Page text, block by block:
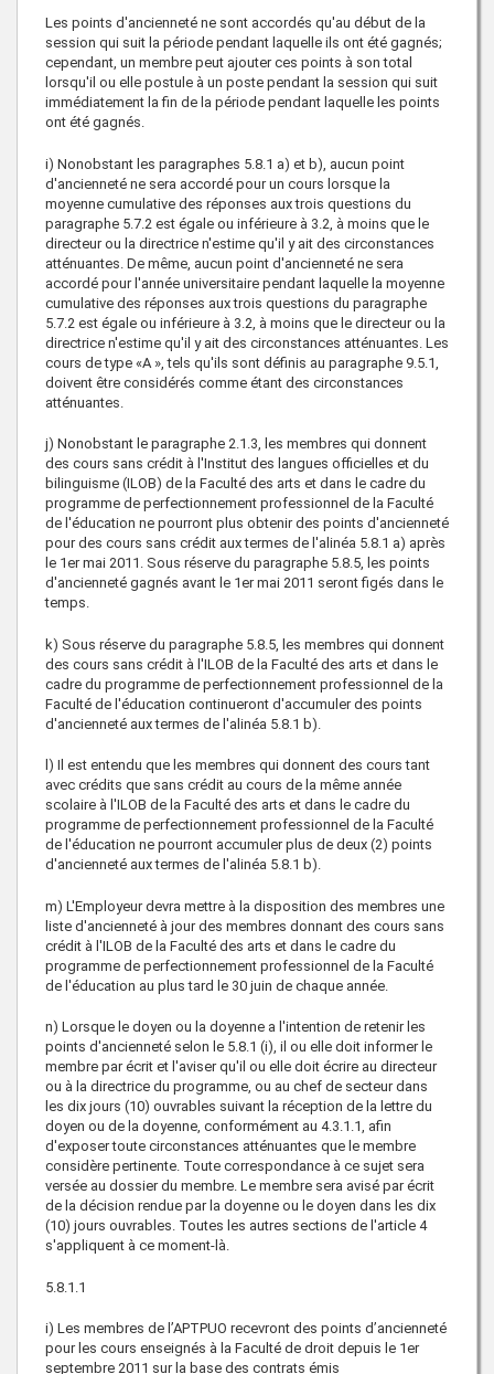
Les points d'ancienneté ne sont accordés qu'au début de la
session qui suit la période pendant laquelle ils ont été gagnés;
cependant, un membre peut ajouter ces points à son total
lorsqu'il ou elle postule à un poste pendant la session qui suit
immédiatement la fin de la période pendant laquelle les points
ont été gagnés.
i) Nonobstant les paragraphes 5.8.1 a) et b), aucun point
d'ancienneté ne sera accordé pour un cours lorsque la
moyenne cumulative des réponses aux trois questions du
paragraphe 5.7.2 est égale ou inférieure à 3.2, à moins que le
directeur ou la directrice n'estime qu'il y ait des circonstances
atténuantes. De même, aucun point d'ancienneté ne sera
accordé pour l'année universitaire pendant laquelle la moyenne
cumulative des réponses aux trois questions du paragraphe
5.7.2 est égale ou inférieure à 3.2, à moins que le directeur ou la
directrice n'estime qu'il y ait des circonstances atténuantes. Les
cours de type «A », tels qu'ils sont définis au paragraphe 9.5.1,
doivent être considérés comme étant des circonstances
atténuantes.
j) Nonobstant le paragraphe 2.1.3, les membres qui donnent
des cours sans crédit à l'Institut des langues officielles et du
bilinguisme (ILOB) de la Faculté des arts et dans le cadre du
programme de perfectionnement professionnel de la Faculté
de l'éducation ne pourront plus obtenir des points d'ancienneté
pour des cours sans crédit aux termes de l'alinéa 5.8.1 a) après
le 1er mai 2011. Sous réserve du paragraphe 5.8.5, les points
d'ancienneté gagnés avant le 1er mai 2011 seront figés dans le
temps.
k) Sous réserve du paragraphe 5.8.5, les membres qui donnent
des cours sans crédit à l'ILOB de la Faculté des arts et dans le
cadre du programme de perfectionnement professionnel de la
Faculté de l'éducation continueront d'accumuler des points
d'ancienneté aux termes de l'alinéa 5.8.1 b).
l) Il est entendu que les membres qui donnent des cours tant
avec crédits que sans crédit au cours de la même année
scolaire à l'ILOB de la Faculté des arts et dans le cadre du
programme de perfectionnement professionnel de la Faculté
de l'éducation ne pourront accumuler plus de deux (2) points
d'ancienneté aux termes de l'alinéa 5.8.1 b).
m) L'Employeur devra mettre à la disposition des membres une
liste d'ancienneté à jour des membres donnant des cours sans
crédit à l'ILOB de la Faculté des arts et dans le cadre du
programme de perfectionnement professionnel de la Faculté
de l'éducation au plus tard le 30 juin de chaque année.
n) Lorsque le doyen ou la doyenne a l'intention de retenir les
points d'ancienneté selon le 5.8.1 (i), il ou elle doit informer le
membre par écrit et l'aviser qu'il ou elle doit écrire au directeur
ou à la directrice du programme, ou au chef de secteur dans
les dix jours (10) ouvrables suivant la réception de la lettre du
doyen ou de la doyenne, conformément au 4.3.1.1, afin
d'exposer toute circonstances atténuantes que le membre
considère pertinente. Toute correspondance à ce sujet sera
versée au dossier du membre. Le membre sera avisé par écrit
de la décision rendue par la doyenne ou le doyen dans les dix
(10) jours ouvrables. Toutes les autres sections de l'article 4
s'appliquent à ce moment-là.
5.8.1.1
i) Les membres de l’APTPUO recevront des points d’ancienneté
pour les cours enseignés à la Faculté de droit depuis le 1er
septembre 2011 sur la base des contrats émis